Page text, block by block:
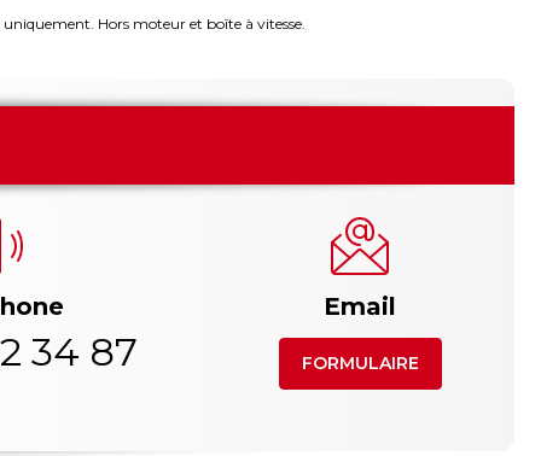
Hors moteur et boîte à vitesse.
34 87
Email
FORMULAIRE